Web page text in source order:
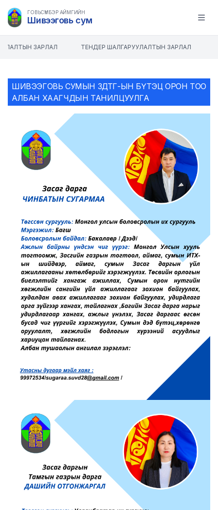
ГОВЬСҮМБЭР АЙМГИЙН
Шивээговь сум Open
ЗАРЛАЛ ТЕНДЕР ШАЛГАРУУЛАЛТЫН ЗАРЛАЛ
ШИВЭЭГОВЬ СУМЫН ЗДТГ-ЫН БҮТЭЦ ОРОН ТОО
АЛБАН ХААГЧДЫН ТАНИЛЦУУЛГА